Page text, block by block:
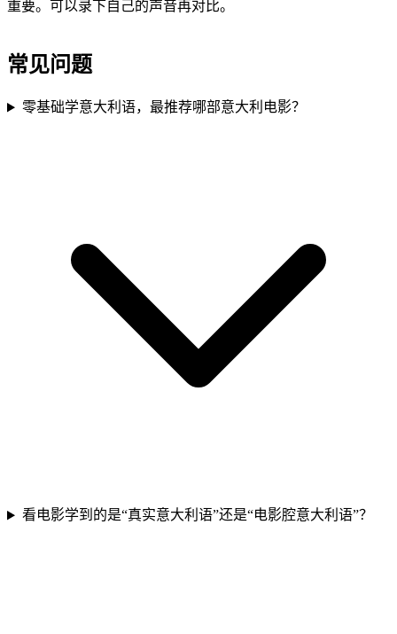
重要。可以录下自己的声音再对比。
常见问题
零基础学意大利语，最推荐哪部意大利电影？
看电影学到的是“真实意大利语”还是“电影腔意大利语”？